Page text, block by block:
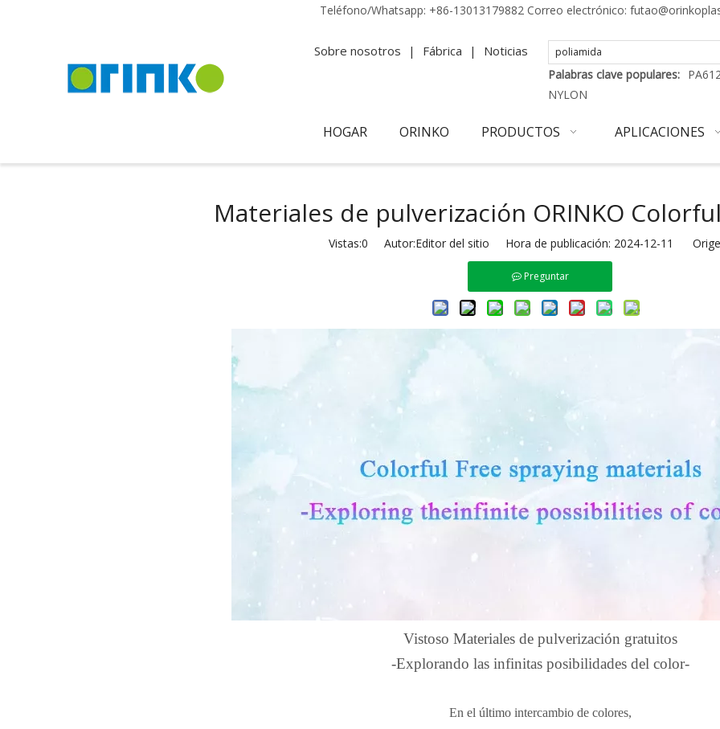
Teléfono/Whatsapp: +86-13013179882 Correo electrónico:
Sobre nosotros | Fábrica | Noticias
Palabras clave populares:
NYLON
HOGAR ORINKO PRODUCTOS APLICACIONES
Materiales de pulverización ORINKO
Vistas:0 Autor:Editor del sitio Hora de publicación: 2024-12-11
Preguntar
Vistoso Materiales de pulverización gratuitos
-Explorando las infinitas posibilidades del color-
En el último intercambio de colores,